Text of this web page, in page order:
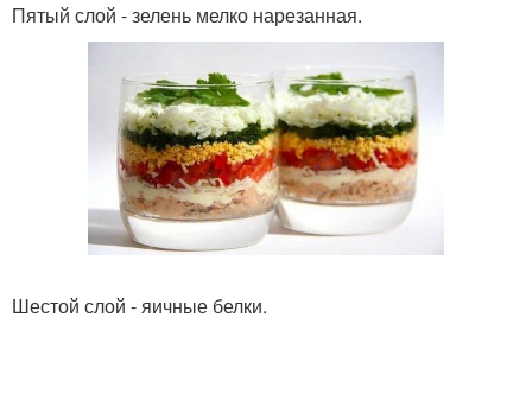
Пятый слой - зелень мелко нарезанная.
Шестой слой - яичные белки.